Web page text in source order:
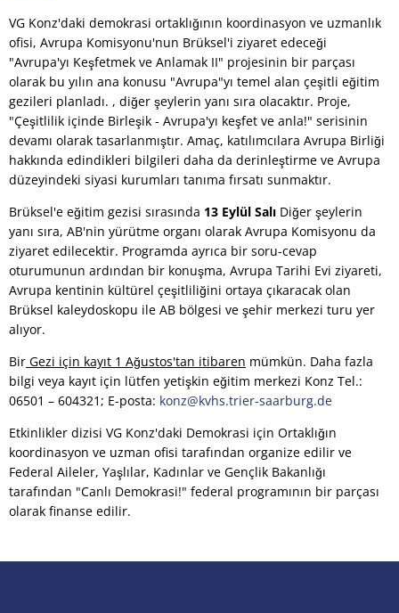
VG Konz'daki demokrasi ortaklığının koordinasyon ve uzmanlık
ofisi, Avrupa Komisyonu'nun Brüksel'i ziyaret edeceği
"Avrupa'yı Keşfetmek ve Anlamak II" projesinin bir parçası
olarak bu yılın ana konusu "Avrupa"yı temel alan çeşitli eğitim
gezileri planladı. , diğer şeylerin yanı sıra olacaktır. Proje,
"Çeşitlilik içinde Birleşik - Avrupa'yı keşfet ve anla!" serisinin
devamı olarak tasarlanmıştır. Amaç, katılımcılara Avrupa Birliği
hakkında edindikleri bilgileri daha da derinleştirme ve Avrupa
düzeyindeki siyasi kurumları tanıma fırsatı sunmaktır.
Brüksel'e eğitim gezisi sırasında 13 Eylül Salı Diğer şeylerin
yanı sıra, AB'nin yürütme organı olarak Avrupa Komisyonu da
ziyaret edilecektir. Programda ayrıca bir soru-cevap
oturumunun ardından bir konuşma, Avrupa Tarihi Evi ziyareti,
Avrupa kentinin kültürel çeşitliliğini ortaya çıkaracak olan
Brüksel kaleydoskopu ile AB bölgesi ve şehir merkezi turu yer
alıyor.
Bir Gezi için kayıt 1 Ağustos'tan itibaren mümkün. Daha fazla
bilgi veya kayıt için lütfen yetişkin eğitim merkezi Konz Tel.:
06501 – 604321; E-posta: konz@kvhs.trier-saarburg.de
Etkinlikler dizisi VG Konz'daki Demokrasi için Ortaklığın
koordinasyon ve uzman ofisi tarafından organize edilir ve
Federal Aileler, Yaşlılar, Kadınlar ve Gençlik Bakanlığı
tarafından "Canlı Demokrasi!" federal programının bir parçası
olarak finanse edilir.